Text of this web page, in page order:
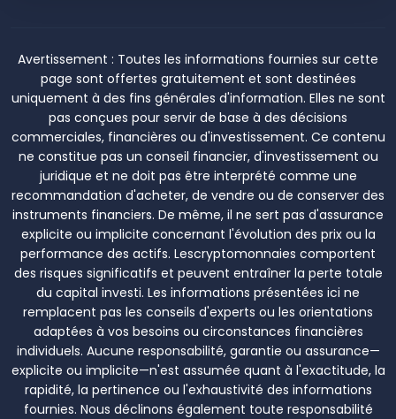
Avertissement : Toutes les informations fournies sur cette
page sont offertes gratuitement et sont destinées
uniquement à des fins générales d'information. Elles ne sont
pas conçues pour servir de base à des décisions
commerciales, financières ou d'investissement. Ce contenu
ne constitue pas un conseil financier, d'investissement ou
juridique et ne doit pas être interprété comme une
recommandation d'acheter, de vendre ou de conserver des
instruments financiers. De même, il ne sert pas d'assurance
explicite ou implicite concernant l'évolution des prix ou la
performance des actifs. Lescryptomonnaies comportent
des risques significatifs et peuvent entraîner la perte totale
du capital investi. Les informations présentées ici ne
remplacent pas les conseils d'experts ou les orientations
adaptées à vos besoins ou circonstances financières
individuels. Aucune responsabilité, garantie ou assurance—
explicite ou implicite—n'est assumée quant à l'exactitude, la
rapidité, la pertinence ou l'exhaustivité des informations
fournies. Nous déclinons également toute responsabilité